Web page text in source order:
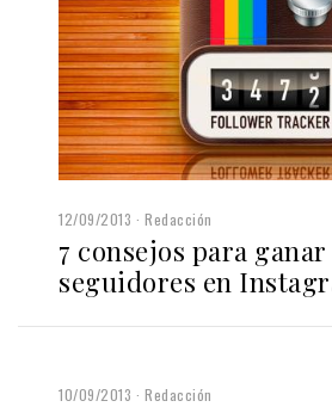
12/09/2013 Redacción
7 consejos para ganar
seguidores en
10/09/2013 Redacción